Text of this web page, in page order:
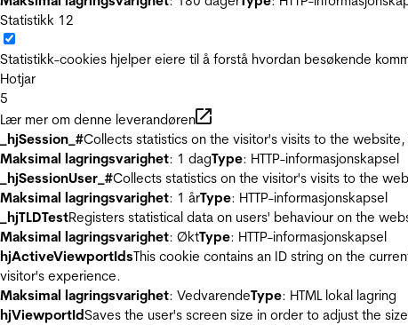
Statistikk 12
Statistikk-cookies hjelper eiere til å forstå hvordan besøkende
Hotjar
5
Lær mer om denne leverandøren
_hjSession_#Collects statistics on the visitor's visits to the
Maksimal lagringsvarighet: 1 dagType: HTTP-informasjonskapsel
_hjSessionUser_#Collects statistics on the visitor's visits to the
Maksimal lagringsvarighet: 1 årType: HTTP-informasjonskapsel
_hjTLDTestRegisters statistical data on users' behaviour on the
Maksimal lagringsvarighet: ØktType: HTTP-informasjonskapsel
hjActiveViewportIdsThis cookie contains an ID string on the
visitor's experience.
Maksimal lagringsvarighet: VedvarendeType: HTML lokal lagring
hjViewportIdSaves the user's screen size in order to adjust the